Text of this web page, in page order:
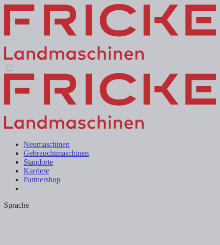
Neumaschinen
Gebrauchtmaschinen
Standorte
Karriere
Partnershop
Sprache